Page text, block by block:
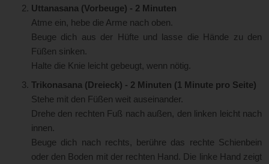
Uttanasana (Vorbeuge) - 2 Minuten
Atme ein, hebe die Arme nach oben.
Beuge dich aus der Hüfte und lasse die Hände zu den
Füßen sinken.
Halte die Knie leicht gebeugt, wenn nötig.
Trikonasana (Dreieck) - 2 Minuten (1 Minute pro Seite)
Stehe mit den Füßen weit auseinander.
Drehe den rechten Fuß nach außen, den linken leicht nach
innen.
Beuge dich nach rechts, berühre das rechte Schienbein
oder den Boden mit der rechten Hand. Die linke Hand zeigt